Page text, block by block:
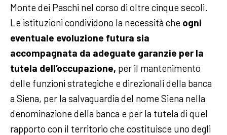
Monte dei Paschi nel corso di oltre cinque secoli.
Le istituzioni condividono la necessità che ogni
eventuale evoluzione futura sia
accompagnata da adeguate garanzie per la
tutela dell’occupazione, per il mantenimento
delle funzioni strategiche e direzionali della banca
a Siena, per la salvaguardia del nome Siena nella
denominazione della banca e per la tutela di quel
rapporto con il territorio che costituisce uno degli